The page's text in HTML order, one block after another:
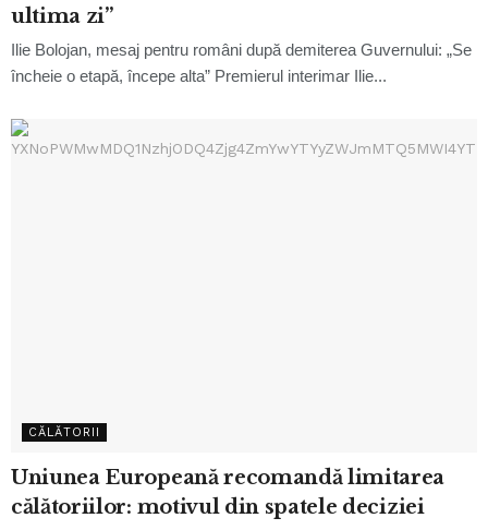
ultima zi”
Ilie Bolojan, mesaj pentru români după demiterea Guvernului: „Se
încheie o etapă, începe alta” Premierul interimar Ilie...
CĂLĂTORII
Uniunea Europeană recomandă limitarea
călătoriilor: motivul din spatele deciziei